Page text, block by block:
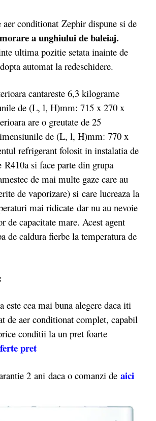
conditionat Zephir dispune si de
a unghiului de baleiaj.
ultima pozitie setata inainte de
automat la redeschidere.
cantareste 6,3 kilograme
de (L, l, H)mm: 715 x 270 x
are o greutate de 25
de (L, l, H)mm: 770 x
refrigerant folosit in instalatia de
R410a si face parte din grupa
de mai multe gaze care au
de vaporizare) si care lucreaza la
mai ridicate dar nu au nevoie
de capacitate mare. Acest agent
de caldura fierbe la temperatura de
cea mai buna alegere daca iti
de aer conditionat complet, capabil
conditii la un pret foarte
pret
2 ani daca o comanzi de aici